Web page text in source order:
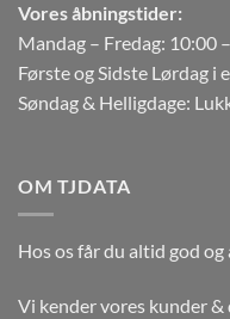
Vores åbningstider:
Mandag – Fredag: 10:00
Første og Sidste Lørdag i
Søndag & Helligdage:
OM TJDATA
Hos os får du altid god
Vi kender vores kunder &